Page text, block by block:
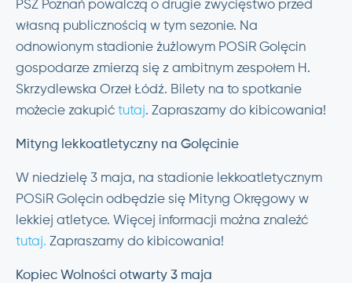
PSŻ Poznań powalczą o drugie zwycięstwo przed
własną publicznością w tym sezonie. Na
odnowionym stadionie żużlowym POSiR Golęcin
gospodarze zmierzą się z ambitnym zespołem H.
Skrzydlewska Orzeł Łódź. Bilety na to spotkanie
możecie zakupić tutaj. Zapraszamy do kibicowania!
Mityng lekkoatletyczny na Golęcinie
W niedzielę 3 maja, na stadionie lekkoatletycznym
POSiR Golęcin odbędzie się Mityng Okręgowy w
lekkiej atletyce. Więcej informacji można znaleźć
tutaj. Zapraszamy do kibicowania!
Kopiec Wolności otwarty 3 maja